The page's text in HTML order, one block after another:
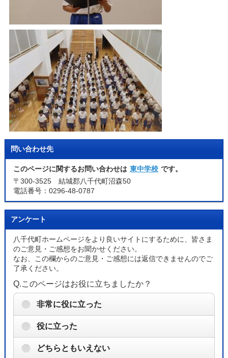
問い合わせ先
このページに関するお問い合わせは 東中学校 です。
〒300-3525 結城郡八千代町沼森50
電話番号：0296-48-0787
アンケート
八千代町ホームページをより良いサイトにするために、皆さま
のご意見・ご感想をお聞かせください。
なお、この欄からのご意見・ご感想には返信できませんのでご
了承ください。
Q.このページはお役に立ちましたか？
非常に役に立った
役に立った
どちらともいえない